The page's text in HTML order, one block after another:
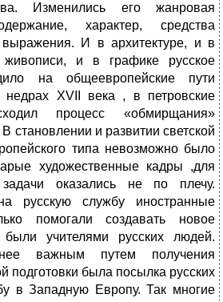
Изменились его жанровая
характер, средства
выражения. И в архитектуре, и в
и в графике русское
на общеевропейские пути
XVII века , в петровские
процесс «обмирщания»
В становлении и развитии светской
типа невозможно было
художественные кадры ,для
оказались не по плечу.
русскую службу иностранные
помогали создавать новое
учителями русских людей.
важным путем получения
подготовки была посылка русских
в Западную Европу. Так многие